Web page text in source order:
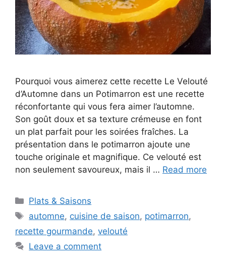
Pourquoi vous aimerez cette recette Le Velouté
d’Automne dans un Potimarron est une recette
réconfortante qui vous fera aimer l’automne.
Son goût doux et sa texture crémeuse en font
un plat parfait pour les soirées fraîches. La
présentation dans le potimarron ajoute une
touche originale et magnifique. Ce velouté est
non seulement savoureux, mais il … Read more
Categories
Plats & Saisons
Tags
automne, cuisine de saison, potimarron,
recette gourmande, velouté
Leave a comment